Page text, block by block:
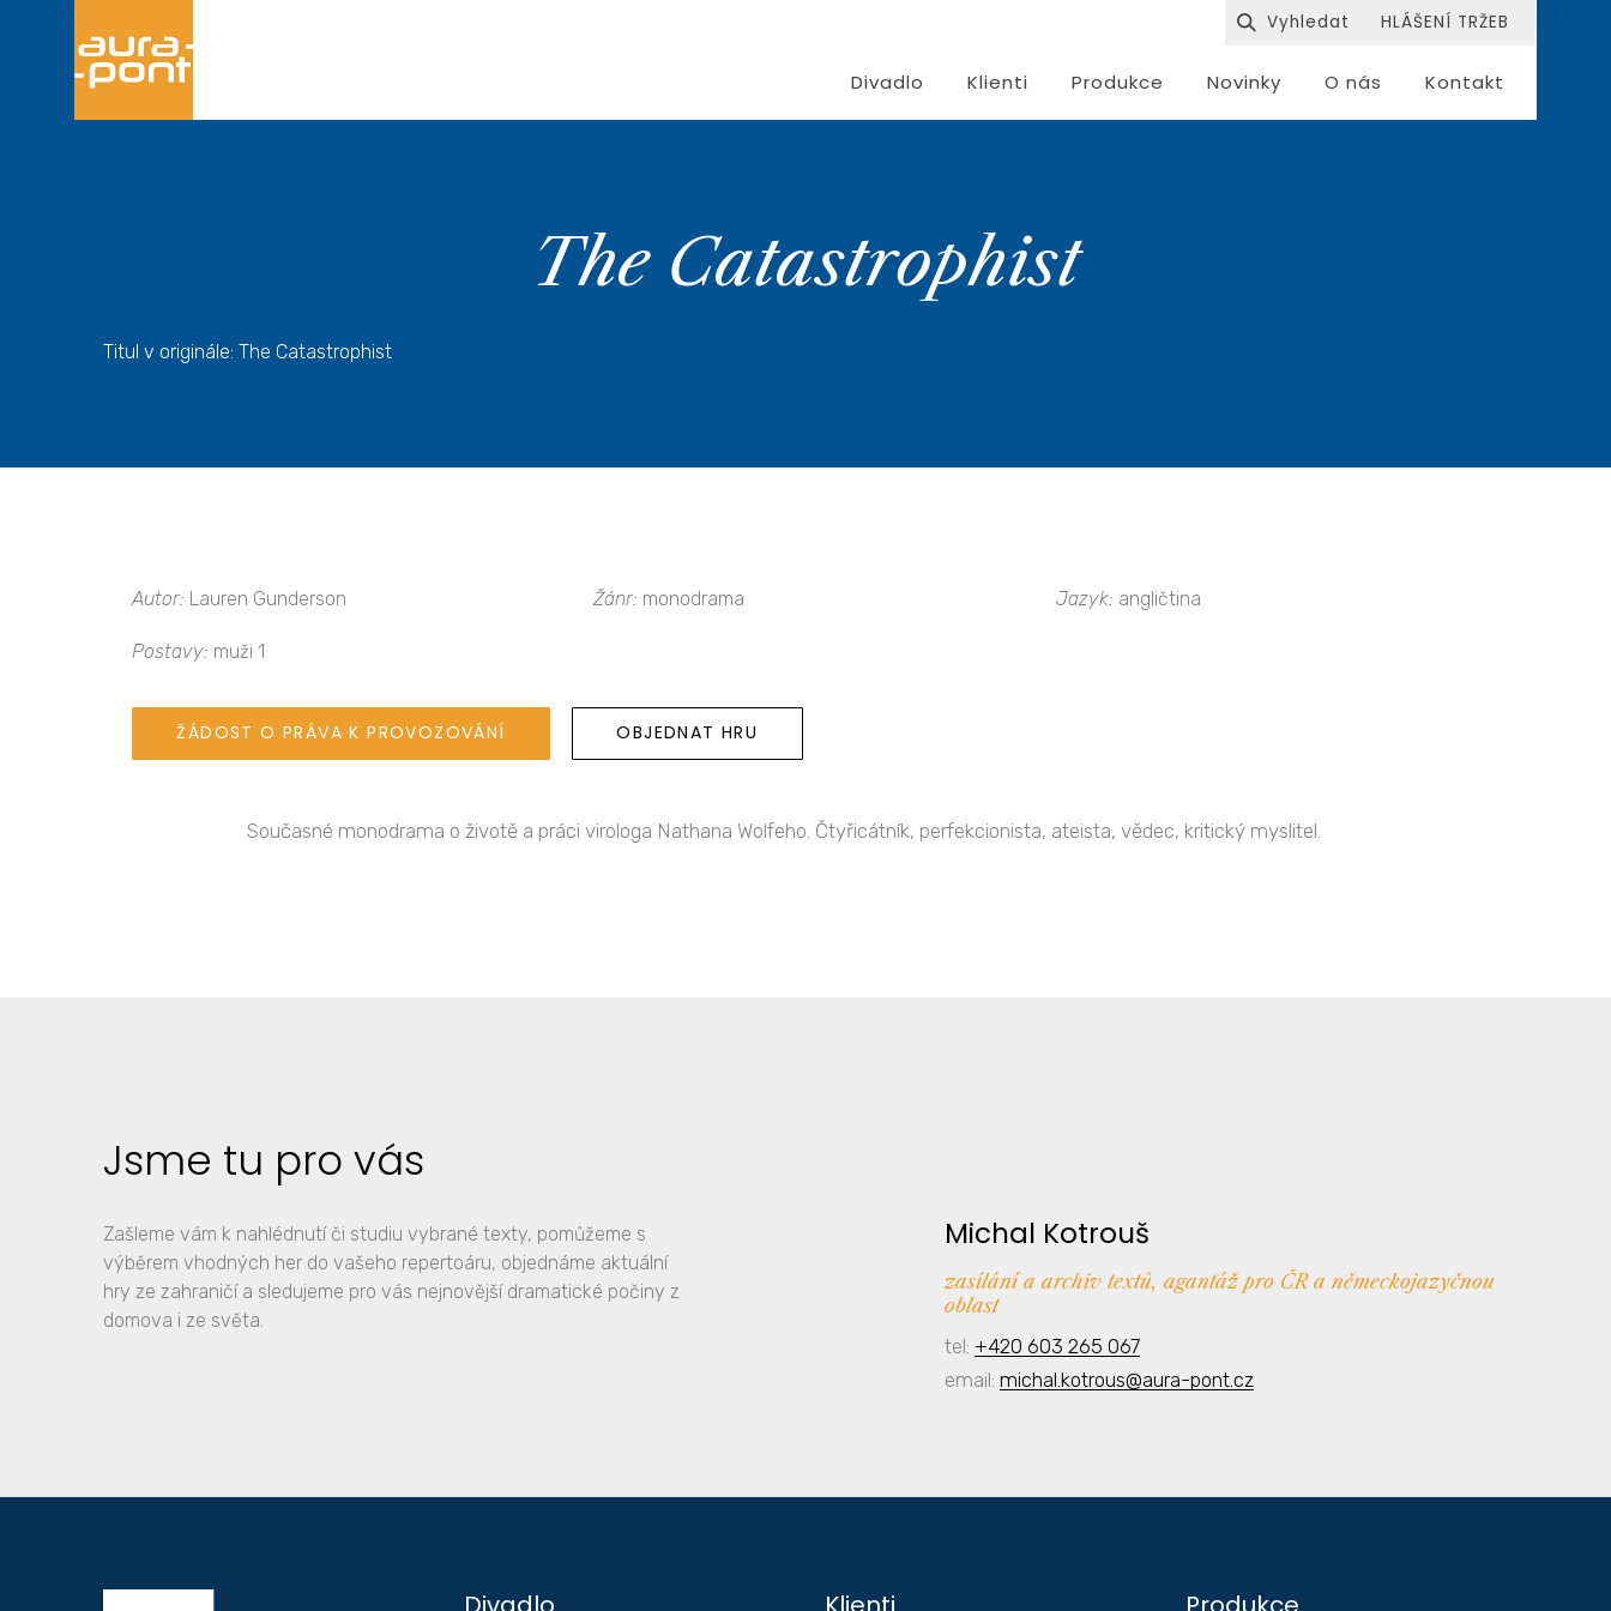
Divadlo Klienti Produkce Novinky O nás Kontakt
HLÁŠENÍ TRŽEB
The Catastrophist
Titul v originále: The Catastrophist
Autor: Lauren Gunderson Žánr: monodrama Jazyk: angličtina
Postavy: muži 1
ŽÁDOST O PRÁVA K PROVOZOVÁNÍ OBJEDNAT HRU
Současné monodrama o životě a práci virologa Nathana Wolfeho. Čtyřicátník, perfekcionista, ateista, vědec, kritický myslitel.
Jsme tu pro vás
Zašleme vám k nahlédnutí či studiu vybrané texty, pomůžeme s
výběrem vhodných her do vašeho repertoáru, objednáme aktuální
hry ze zahraničí a sledujeme pro vás nejnovější dramatické počiny z
domova i ze světa.
Michal Kotrouš
zasílání a archiv textů, agantáž pro ČR a německojazyčnou
oblast
tel: +420 603 265 067
email:michal.kotrous@aura-pont.cz